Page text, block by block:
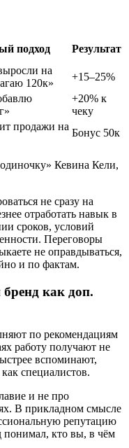
подход
Результат
на
120к»
+15–25%
+20% к
чеку
продажи на
Бонус 50к
Кевина Кели,
не сразу на
отработать навык в
сроков, условий
Переговоры
не оправдываться,
и по фактам.
как доп.
по рекомендациям
работу получают не
вспоминают,
специалистов.
и не про
В прикладном смысле
репутацию
понимал, кто вы, в чём